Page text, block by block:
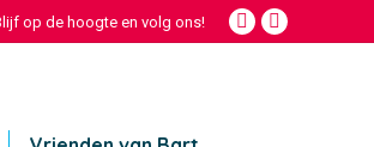
op de hoogte en volg ons!
Facebook
Instagram